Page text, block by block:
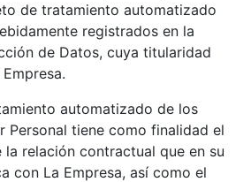
de tratamiento automatizado
registrados en la
de Datos, cuya titularidad
automatizado de los
Personal tiene como finalidad el
la relación contractual que en su
con La Empresa, así como el